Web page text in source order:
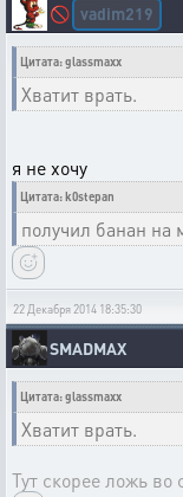
🚫 vadim219
Цитата: glassmaxx
Хватит врать.
я не хочу
Цитата: k0stepan
получил банан на
22 Декабря 2014 18:35:30
SMADMAX
Цитата: glassmaxx
Хватит врать.
Тут скорее ложь